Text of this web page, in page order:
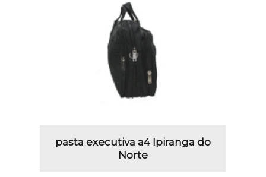
pasta executiva a4 Ipiranga do
Norte